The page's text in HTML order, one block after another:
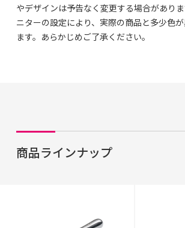
やデザインは予告なく変更する場合があり
ニターの設定により、実際の商品と多少色
ます。あらかじめご了承ください。
商品ラインナップ